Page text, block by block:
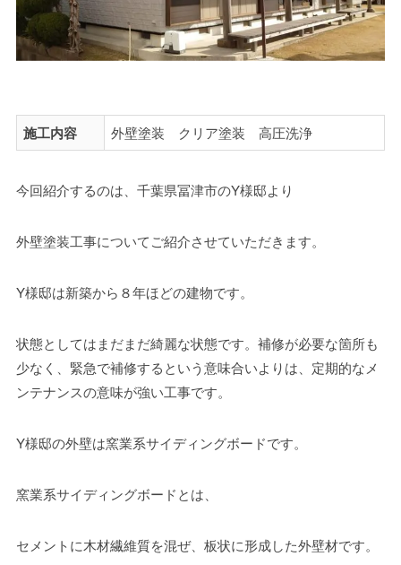
施工内容 外壁塗装 クリア塗装 高圧洗浄
今回紹介するのは、千葉県冨津市のY様邸より
外壁塗装工事についてご紹介させていただきます。
Y様邸は新築から８年ほどの建物です。
状態としてはまだまだ綺麗な状態です。補修が必要な箇所も
少なく、緊急で補修するという意味合いよりは、定期的なメ
ンテナンスの意味が強い工事です。
Y様邸の外壁は窯業系サイディングボードです。
窯業系サイディングボードとは、
セメントに木材繊維質を混ぜ、板状に形成した外壁材です。